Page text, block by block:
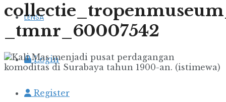
LENSA
Login
Register
_tmnr_60007542